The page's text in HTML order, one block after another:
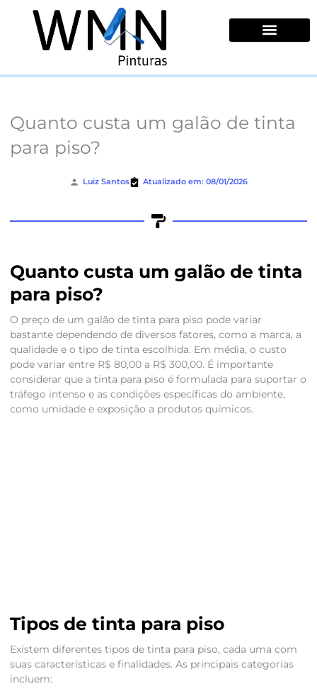
conteúdo
Quanto custa um galão de tinta
para piso?
Luiz Santos Atualizado em: 08/01/2026
Quanto custa um galão de tinta
para piso?
O preço de um galão de tinta para piso pode variar
bastante dependendo de diversos fatores, como a marca, a
qualidade e o tipo de tinta escolhida. Em média, o custo
pode variar entre R$ 80,00 a R$ 300,00. É importante
considerar que a tinta para piso é formulada para suportar o
tráfego intenso e as condições específicas do ambiente,
como umidade e exposição a produtos químicos.
Tipos de tinta para piso
Existem diferentes tipos de tinta para piso, cada uma com
suas características e finalidades. As principais categorias
incluem: